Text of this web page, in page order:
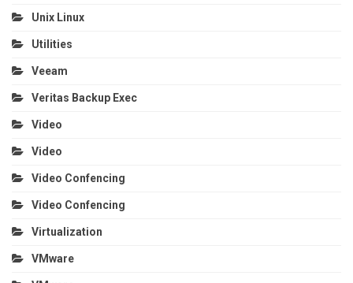
Unix Linux
Utilities
Veeam
Veritas Backup Exec
Video
Video
Video Confencing
Video Confencing
Virtualization
VMware